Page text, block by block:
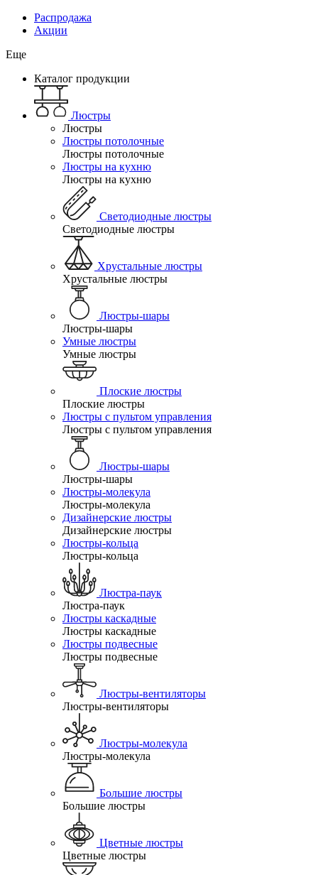
Распродажа
Акции
Еще
Каталог продукции
Люстры
Люстры
Люстры потолочные
Люстры потолочные
Люстры на кухню
Люстры на кухню
Светодиодные люстры
Светодиодные люстры
Хрустальные люстры
Хрустальные люстры
Люстры-шары
Люстры-шары
Умные люстры
Умные люстры
Плоские люстры
Плоские люстры
Люстры с пультом управления
Люстры с пультом управления
Люстры-шары
Люстры-шары
Люстры-молекула
Люстры-молекула
Дизайнерские люстры
Дизайнерские люстры
Люстры-кольца
Люстры-кольца
Люстра-паук
Люстра-паук
Люстры каскадные
Люстры каскадные
Люстры подвесные
Люстры подвесные
Люстры-вентиляторы
Люстры-вентиляторы
Люстры-молекула
Люстры-молекула
Большие люстры
Большие люстры
Цветные люстры
Цветные люстры